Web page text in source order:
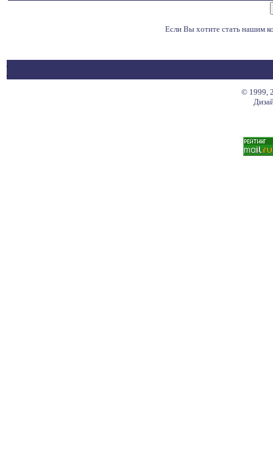
Если Вы хотите стать нашим
© 1999,